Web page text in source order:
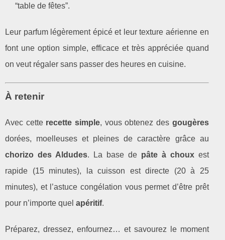
“table de fêtes”.
Leur parfum légèrement épicé et leur texture aérienne en
font une option simple, efficace et très appréciée quand
on veut régaler sans passer des heures en cuisine.
À retenir
Avec cette recette simple, vous obtenez des gougères
dorées, moelleuses et pleines de caractère grâce au
chorizo des Aldudes. La base de pâte à chouxest
rapide (15 minutes), la cuisson est directe (20 à 25
minutes), et l’astuce congélation vous permet d’être prêt
pour n’importe quel apéritif.
Préparez, dressez, enfournez… et savourez le moment